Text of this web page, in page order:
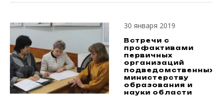
30 января 2019
Встречи с
профактивами
первичных
организаций
подведомственных
министерству
образования и
науки области